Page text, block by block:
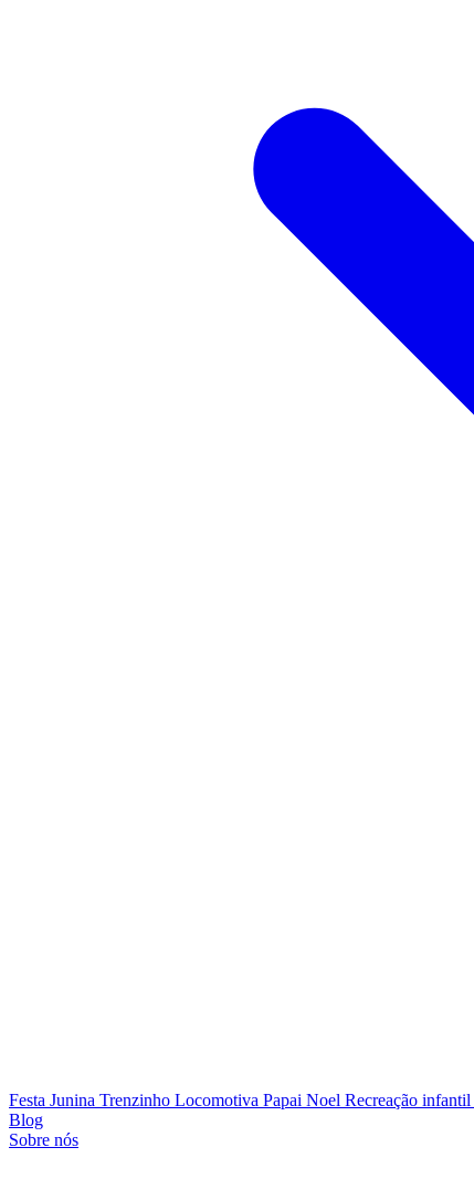
Festa Junina Trenzinho Locomotiva Papai Noel Recreação infantil
Blog
Sobre nós